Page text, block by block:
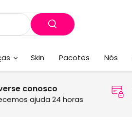
Skin Pacotes Nós
conosco
ajuda 24 horas